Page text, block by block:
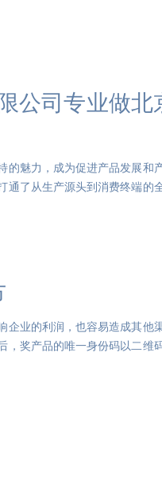
公司专业做北
的魅力，成为促进产品发展和
通了从生产源头到消费终端的
企业的利润，也容易造成其他
，奖产品的唯一身份码以二维